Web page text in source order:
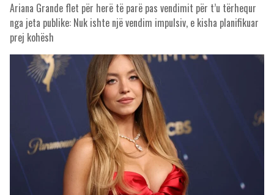
Ariana Grande flet për herë të parë pas vendimit për t’u tërhequr
nga jeta publike: Nuk ishte një vendim impulsiv, e kisha planifikuar
prej kohësh